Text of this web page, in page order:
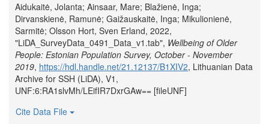
Aidukaitė, Jolanta; Ainsaar, Mare; Blažienė, Inga;
Dirvanskienė, Ramunė; Gaižauskaitė, Inga; Mikulionienė,
Sarmitė; Olsson Hort, Sven Erland, 2022,
"LiDA_SurveyData_0491_Data_v1.tab", Wellbeing of Older
People: Estonian Population Survey, October - November
2019, https://hdl.handle.net/21.12137/B1XIV2, Lithuanian Data
Archive for SSH (LiDA), V1,
UNF:6:RA1slvMh/LEifIR7DxrGAw== [fileUNF]
Cite Data File